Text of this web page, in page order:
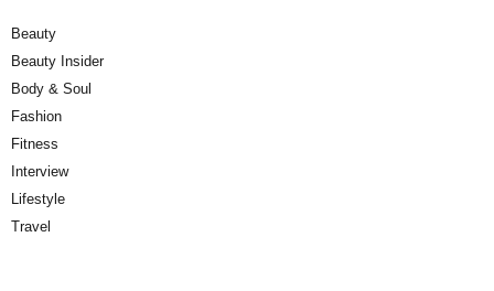
Beauty
Beauty Insider
Body & Soul
Fashion
Fitness
Interview
Lifestyle
Travel